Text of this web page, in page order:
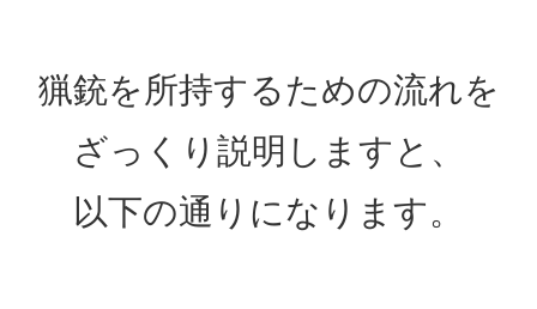
猟銃を所持するための流れを
ざっくり説明しますと、
以下の通りになります。